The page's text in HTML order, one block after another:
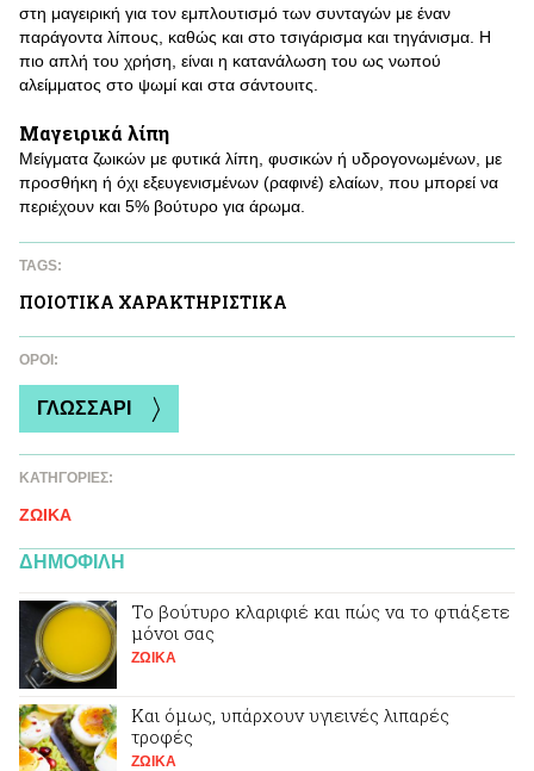
στη μαγειρική για τον εμπλουτισμό των συνταγών με έναν
παράγοντα λίπους, καθώς και στο τσιγάρισμα και τηγάνισμα. Η
πιο απλή του χρήση, είναι η κατανάλωση του ως νωπού
αλείμματος στο ψωμί και στα σάντουιτς.
Μαγειρικά λίπη
Μείγματα ζωικών με φυτικά λίπη, φυσικών ή υδρογονωμένων, με
προσθήκη ή όχι εξευγενισμένων (ραφινέ) ελαίων, που μπορεί να
περιέχουν και 5% βούτυρο για άρωμα.
TAGS:
ΠΟΙΟΤΙΚA ΧΑΡΑΚΤΗΡΙΣΤΙΚA
ΌΡΟΙ:
ΓΛΩΣΣΑΡΙ
ΚΑΤΗΓΟΡΙΕΣ:
ΖΩΙΚA
ΔΗΜΟΦΙΛΗ
Το βούτυρο κλαριφιέ και πώς να το φτιάξετε
μόνοι σας
ΖΩΙΚA
Και όμως, υπάρχουν υγιεινές λιπαρές
τροφές
ΖΩΙΚA